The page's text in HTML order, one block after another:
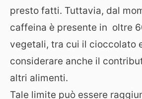
presto fatti. Tuttavia, dal
caffeina è presente in oltre
vegetali, tra cui il cioccolato
considerare anche il
altri alimenti.
Tale limite può essere